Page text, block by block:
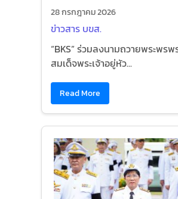
28 กรกฎาคม 2026
ข่าวสาร บขส.
“BKS” ร่วมลงนามถวายพระพรพ
สมเด็จพระเจ้าอยู่หัว...
Read More